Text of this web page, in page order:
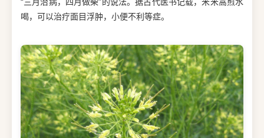
“三月治病，四月做柴”的说法。据古代医书记载，米米蒿煎水
喝，可以治疗面目浮肿，小便不利等症。